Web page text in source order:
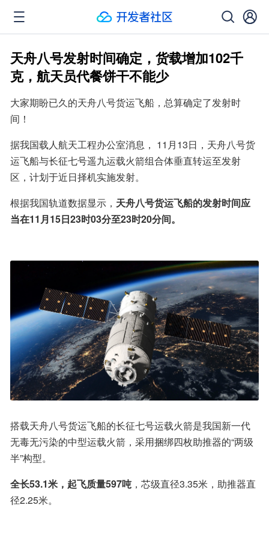
天舟八号发射时间确定，货载增加102千
克，航天员代餐饼干不能少
大家期盼已久的天舟八号货运飞船，总算确定了发射时
间！
据我国载人航天工程办公室消息， 11月13日，天舟八号货
运飞船与长征七号遥九运载火箭组合体垂直转运至发射
区，计划于近日择机实施发射。
根据我国轨道数据显示， 天舟八号货运飞船的发射时间应
当在11月15日23时03分至23时20分间。
搭载天舟八号货运飞船的长征七号运载火箭是我国新一代
无毒无污染的中型运载火箭，采用捆绑四枚助推器的“两级
半”构型。
全长53.1米，起飞质量597吨 ，芯级直径3.35米，助推器直
径2.25米。